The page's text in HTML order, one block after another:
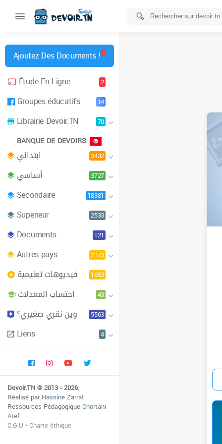
Ajoutez Des Documents !
Étude En Ligne
2
Groupes éducatifs 14
Librairie Devoir.TN 70
BANQUE DE DEVOIRS
ابتدائي 3432
أساسي 3727
Secondaire 18381
Superieur 2533
Documents 121
Autres pays 2373
فيديوهات تعليمية 1653
احتساب المعدلات 43
وين نقري صغيري؟ 5563
Liens 4
Devoir.TN © 2013 - 2026.
Réalisé parHassine Zarrat
Ressources PédagogiqueChortani
Atef
C.G.U •Charte éthique